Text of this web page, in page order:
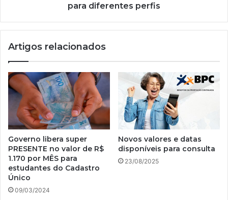
para diferentes perfis
Artigos relacionados
Governo libera super
PRESENTE no valor de R$
1.170 por MÊS para
estudantes do Cadastro
Único
09/03/2024
Novos valores e datas
disponíveis para consulta
23/08/2025